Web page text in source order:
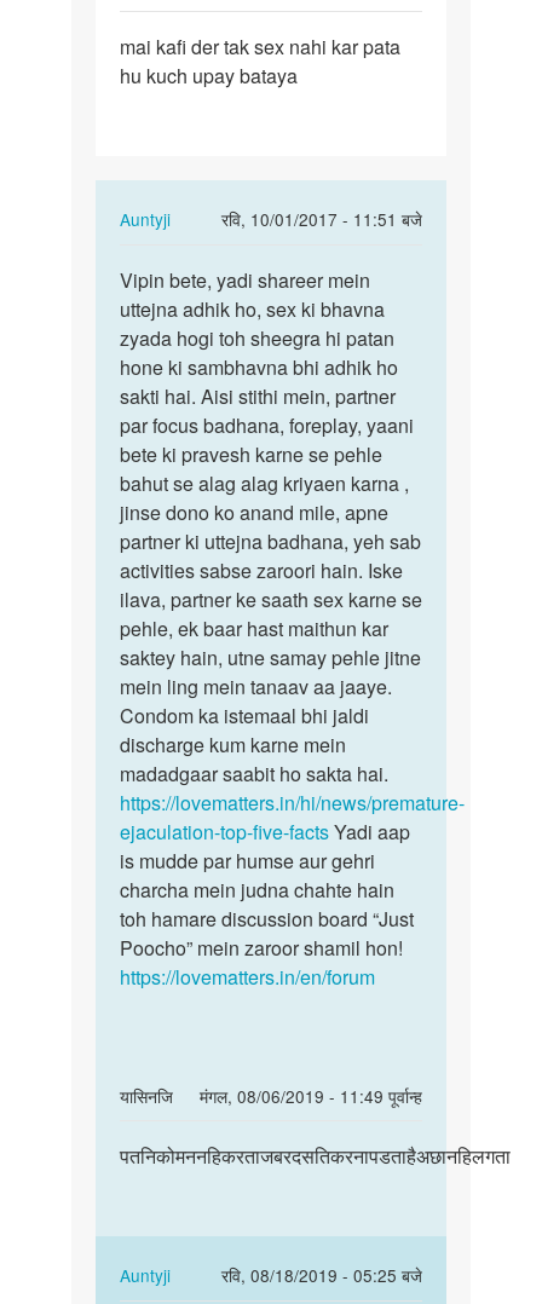
mai
kafi
mai kafi der tak sex nahi kar pata
hu kuch upay bataya
Auntyji
रवि, 10/01/2017 - 11:51 बजे
In
to
mai
kafi
der
tak
sex
nahi…
by
vipin
singh
Vipin
bete,
yadi
shareer…
Vipin bete, yadi shareer mein
uttejna adhik ho, sex ki bhavna
zyada hogi toh sheegra hi patan
hone ki sambhavna bhi adhik ho
sakti hai. Aisi stithi mein, partner
par focus badhana, foreplay, yaani
bete ki pravesh karne se pehle
bahut se alag alag kriyaen karna ,
jinse dono ko anand mile, apne
partner ki uttejna badhana, yeh sab
activities sabse zaroori hain. Iske
ilava, partner ke saath sex karne se
pehle, ek baar hast maithun kar
saktey hain, utne samay pehle jitne
mein ling mein tanaav aa jaaye.
Condom ka istemaal bhi jaldi
discharge kum karne mein
madadgaar saabit ho sakta hai.
https://lovematters.in/hi/news/premature-
ejaculation-top-five-factsYadi aap
is mudde par humse aur gehri
charcha mein judna chahte hain
toh hamare discussion board “Just
Poocho” mein zaroor shamil hon!
https://lovematters.in/en/forum
यासिनजि
मंगल, 08/06/2019 - 11:49 पूर्वान्ह
In
to
der
sex
पतनिकोमननहिकरताजबरदसतिकरनापड…
पतनिकोमननहिकरताजबरदसतिकरनापडताहैअछानहिलगता
Auntyji
रवि, 08/18/2019 - 05:25 बजे
In